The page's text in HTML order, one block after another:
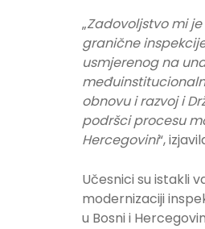
„Zadovoljstvo mi
granične
usmjerenog na
obnovu i razvoj i
podršci procesu
Hercegovini“,
Učesnici su istakli
modernizaciji
u Bosni i